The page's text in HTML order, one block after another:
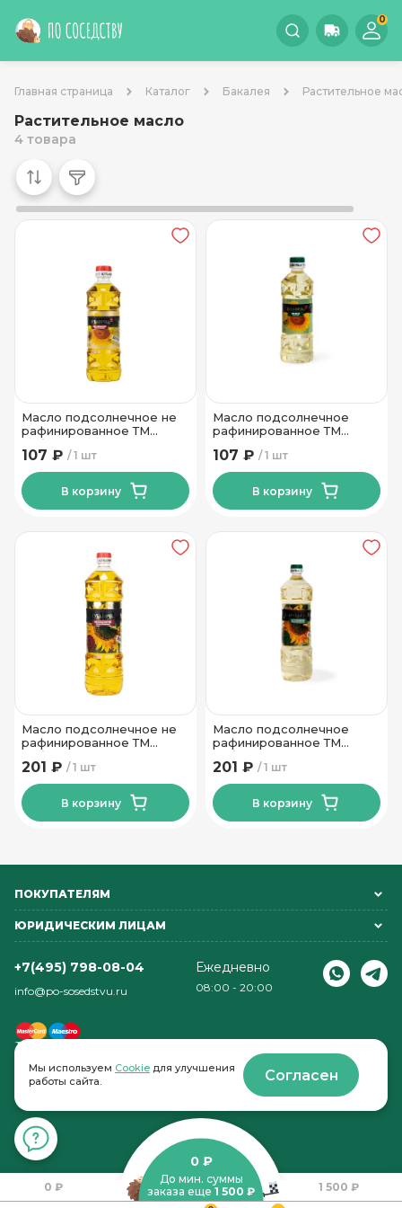
0
Главная страница Каталог Бакалея Растительное
Растительное масло
4 товара
Масло подсолнечное не
рафинированное ТМ
Кубаночка 0.5 л
1 шт
107 ₽
В корзину
Масло подсолнечное
рафинированное ТМ
Кубаночка 0.5 л
1 шт
107 ₽
В корзину
Масло подсолнечное не
рафинированное ТМ
Кубаночка 1 л
1 шт
201 ₽
В корзину
Масло подсолнечное
рафинированное ТМ
Кубаночка 1 л
1 шт
201 ₽
В корзину
ПОКУПАТЕЛЯМ
ЮРИДИЧЕСКИМ ЛИЦАМ
+7(495) 798-08-04
info@po-sosedstvu.ru
Ежедневно
08:00 - 20:00
© 2022-2026 . По соседству
0 ₽
0 ₽
До мин. суммы
заказа еще 1 500 ₽ 1 500 ₽
Мы используем Cookie для улучшения
работы сайта.
Согласен